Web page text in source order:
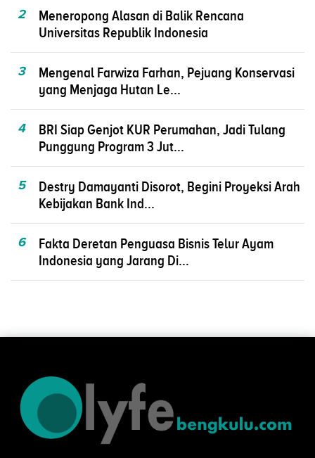
2
Meneropong Alasan di Balik Rencana
Universitas Republik Indonesia
3
Mengenal Farwiza Farhan, Pejuang Konservasi
yang Menjaga Hutan Le...
4
BRI Siap Genjot KUR Perumahan, Jadi Tulang
Punggung Program 3 Jut...
5
Destry Damayanti Disorot, Begini Proyeksi Arah
Kebijakan Bank Ind...
6
Fakta Deretan Penguasa Bisnis Telur Ayam
Indonesia yang Jarang Di...